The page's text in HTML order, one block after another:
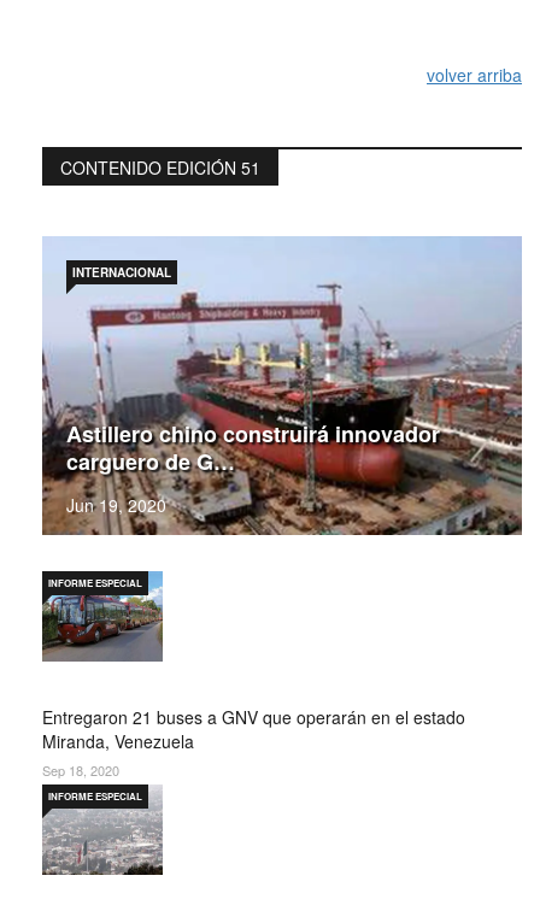
volver arriba
CONTENIDO EDICIÓN 51
Astillero chino construirá innovador
carguero de G…
Jun 19, 2020
INTERNACIONAL
Entregaron 21 buses a GNV que operarán en el estado
Miranda, Venezuela
INFORME ESPECIAL
Sep 18, 2020
INFORME ESPECIAL